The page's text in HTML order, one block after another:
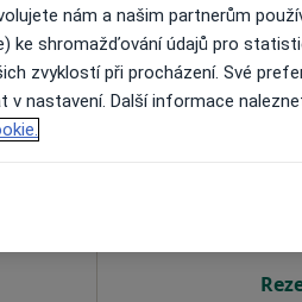
nám a našim partnerům
ke shromažďování údajů pro
zvyklostí při procházení. Své
v nastavení. Další informace